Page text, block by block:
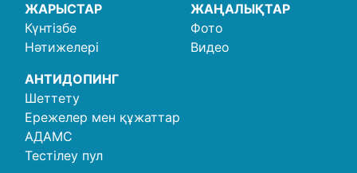
ЖАРЫСТАР
Күнтізбе
Нәтижелері
ЖАҢАЛЫҚТАР
Фото
Видео
АНТИДОПИНГ
Шеттету
Ережелер мен құжаттар
АДАМС
Тестілеу пул